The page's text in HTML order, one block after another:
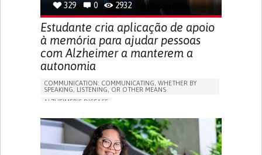
329 0 2932
Estudante cria aplicação de apoio
à memória para ajudar pessoas
com Alzheimer a manterem a
autonomia
COMMUNICATION: COMMUNICATING, WHETHER BY
SPEAKING, LISTENING, OR OTHER MEANS
ALZHEIMER'S DISEASE
MEMORY LOSS
PROMOTING SELF-MANAGEMENT
MANAGING NEUROLOGICAL DISORDERS
CAREGIVING SUPPORT